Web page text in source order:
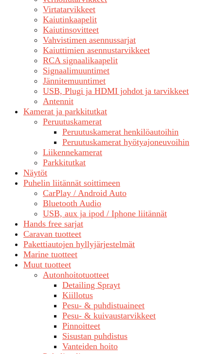
Virtatarvikkeet
Kaiutinkaapelit
Kaiutinsovitteet
Vahvistimen asennussarjat
Kaiuttimien asennustarvikkeet
RCA signaalikaapelit
Signaalimuuntimet
Jännitemuuntimet
USB, Plugi ja HDMI johdot ja tarvikkeet
Antennit
Kamerat ja parkkitutkat
Peruutuskamerat
Peruutuskamerat henkilöautoihin
Peruutuskamerat hyötyajoneuvoihin
Liikennekamerat
Parkkitutkat
Näytöt
Puhelin liitännät soittimeen
CarPlay / Android Auto
Bluetooth Audio
USB, aux ja ipod / Iphone liitännät
Hands free sarjat
Caravan tuotteet
Pakettiautojen hyllyjärjestelmät
Marine tuotteet
Muut tuotteet
Autonhoitotuotteet
Detailing Sprayt
Kiillotus
Pesu- & puhdistuaineet
Pesu- & kuivaustarvikkeet
Pinnoitteet
Sisustan puhdistus
Vanteiden hoito